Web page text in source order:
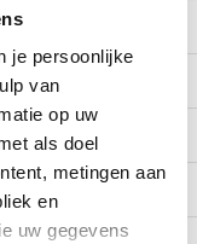
je persoonlijke
van
op uw
als doel
metingen aan
en
uw gegevens